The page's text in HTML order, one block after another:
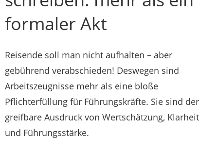
formaler Akt
Reisende soll man nicht aufhalten – aber
gebührend verabschieden! Deswegen sind
Arbeitszeugnisse mehr als eine bloße
Pflichterfüllung für Führungskräfte. Sie sind der
greifbare Ausdruck von Wertschätzung, Klarheit
und Führungsstärke.